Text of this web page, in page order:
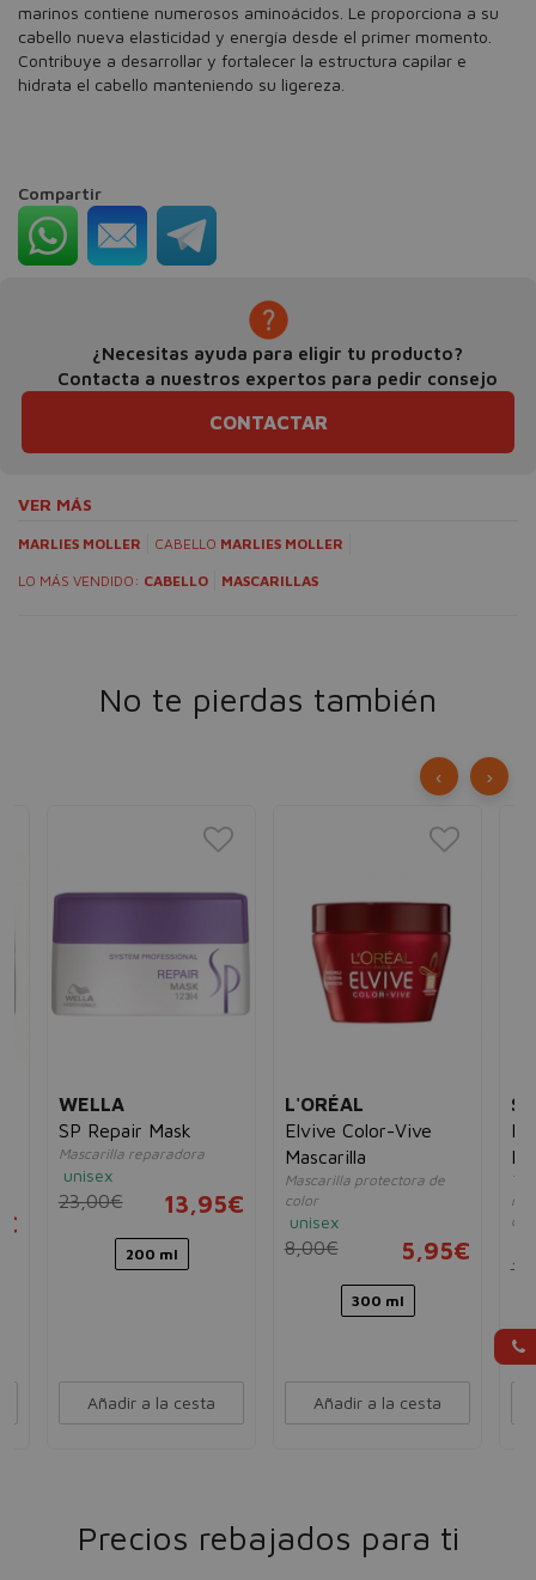
marinos contiene numerosos aminoácidos. Le proporciona a su
cabello nueva elasticidad y energía desde el primer momento.
Contribuye a desarrollar y fortalecer la estructura capilar e
hidrata el cabello manteniendo su ligereza.
Compartir
¿Necesitas ayuda para eligir tu producto?
Contacta a nuestros expertos para pedir consejo
CONTACTAR
VER MÁS
MARLIES MOLLER CABELLO MARLIES MOLLER
LO MÁS VENDIDO: CABELLO MASCARILLAS
No te pierdas también
WELLA
SP Repair Mask
Mascarilla reparadora
unisex
23,00€ 13,95€
200 ml
Añadir a la cesta
L'ORÉAL
Elvive Color-Vive
Mascarilla
Mascarilla protectora de
color
unisex
8,00€ 5,95€
300 ml
Añadir a la cesta
‹ ›
Precios rebajados para ti